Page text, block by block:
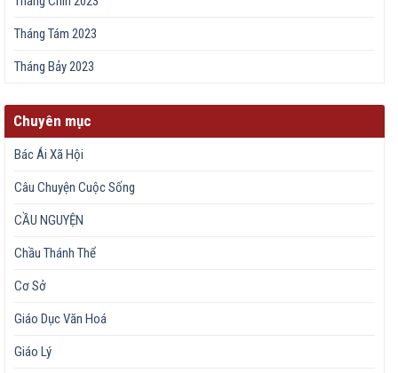
Tháng Tám 2023
Tháng Bảy 2023
Chuyên mục
Bác Ái Xã Hội
Câu Chuyện Cuộc Sống
CẦU NGUYỆN
Chầu Thánh Thể
Cơ Sở
Giáo Dục Văn Hoá
Giáo Lý